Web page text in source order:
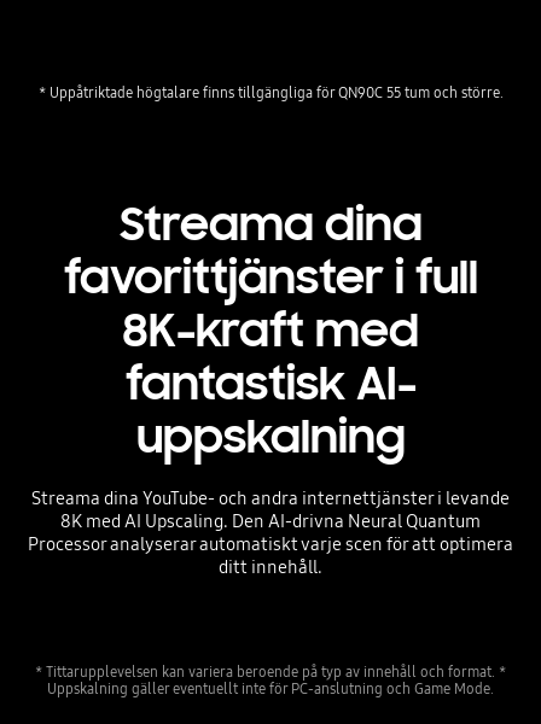
Streama dina
favorittjänster i full
8K-kraft med
fantastisk AI-
uppskalning
Streama dina YouTube- och andra internettjänster i levande
8K med AI Upscaling. Den AI-drivna Neural Quantum
Processor analyserar automatiskt varje scen för att optimera
ditt innehåll.
* Tittarupplevelsen kan variera beroende på typ av innehåll och format. *
Uppskalning gäller eventuellt inte för PC-anslutning och Game Mode.